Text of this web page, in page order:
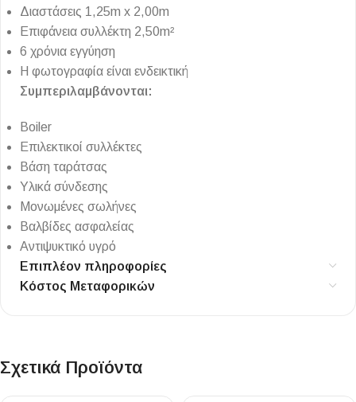
Διαστάσεις 1,25m x 2,00m
Επιφάνεια συλλέκτη 2,50m²
6 χρόνια εγγύηση
Η φωτογραφία είναι ενδεικτική
Συμπεριλαμβάνονται:
Boiler
Επιλεκτικοί συλλέκτες
Βάση ταράτσας
Υλικά σύνδεσης
Μονωμένες σωλήνες
Βαλβίδες ασφαλείας
Αντιψυκτικό υγρό
Επιπλέον πληροφορίες
Κόστος Μεταφορικών
Σχετικά Προϊόντα